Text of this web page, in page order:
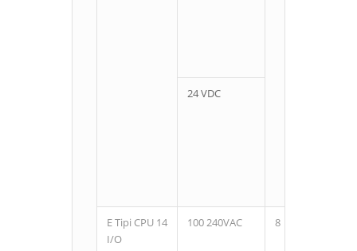
24 VDC
E Tipi CPU 14
I/O
100 240VAC 8